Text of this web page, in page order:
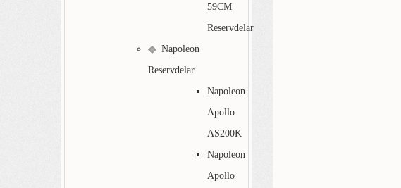
59CM
Reservdelar
Napoleon
Reservdelar
Napoleon
Apollo
AS200K
Napoleon
Apollo